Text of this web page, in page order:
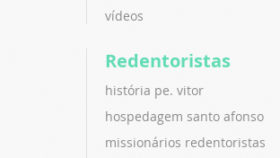
vídeos
Redentoristas
história pe. vitor
hospedagem santo afonso
missionários redentoristas